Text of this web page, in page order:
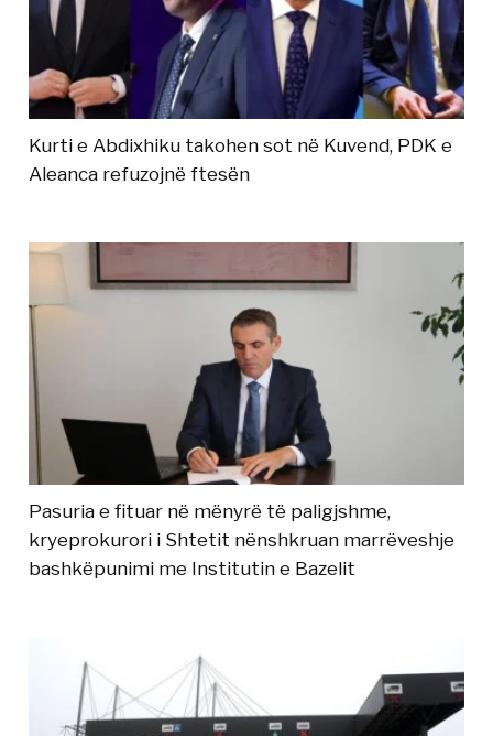
Kurti e Abdixhiku takohen sot në Kuvend, PDK e
Aleanca refuzojnë ftesën
Pasuria e fituar në mënyrë të paligjshme,
kryeprokurori i Shtetit nënshkruan marrëveshje
bashkëpunimi me Institutin e Bazelit